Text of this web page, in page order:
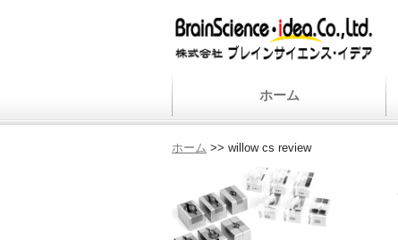
ホーム
ホーム >> willow cs review